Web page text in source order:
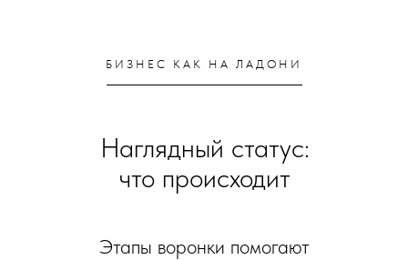
Наглядный статус:
что происходит
БИЗНЕС КАК НА ЛАДОНИ
Этапы воронки помогают